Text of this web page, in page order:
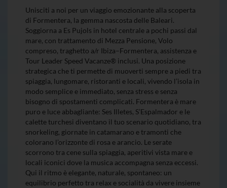
Unisciti a noi per un viaggio emozionante alla scoperta
di Formentera, la gemma nascosta delle Baleari.
Soggiorna a Es Pujols in hotel centrale a pochi passi dal
mare, con trattamento di Mezza Pensione, Volo
compreso, traghetto a/r Ibiza–Formentera, assistenza e
Tour Leader Speed Vacanze® inclusi. Una posizione
strategica che ti permette di muoverti sempre a piedi tra
spiaggia, lungomare, ristoranti e locali, vivendo l’isola in
modo semplice e immediato, senza stress e senza
bisogno di spostamenti complicati. Formentera è mare
puro e luce abbagliante: Ses Illetes, S’Espalmador e le
calette turchesi diventano il tuo scenario quotidiano, tra
snorkeling, giornate in catamarano e tramonti che
colorano l’orizzonte di rosa e arancio. Le serate
scorrono tra cene sulla spiaggia, aperitivi vista mare e
locali iconici dove la musica accompagna senza eccessi.
Qui il ritmo è elegante, naturale, spontaneo: un
equilibrio perfetto tra relax e socialità da vivere insieme